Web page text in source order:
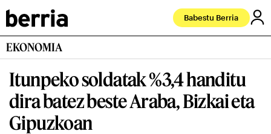
Babestu Berria
EKONOMIA
Itunpeko soldatak %3,4 handitu
dira batez beste Araba, Bizkai eta
Gipuzkoan